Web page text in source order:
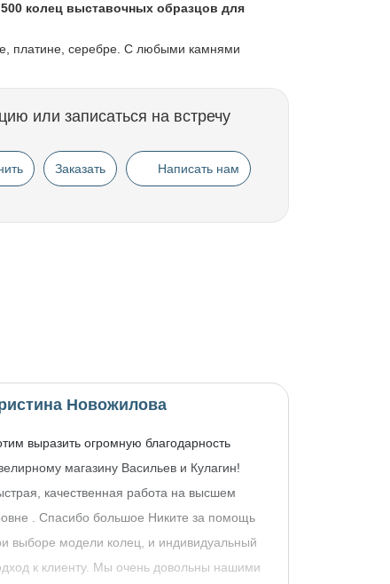
колец выставочных образцов для
платине, серебре. С любыми камнями
или записаться на встречу
Заказать Написать нам
Новожилова
выразить огромную благодарность
магазину Васильев и Кулагин!
качественная работа на высшем
. Спасибо большое Никите за помощь
выборе модели колец, и индивидуальный
к клиенту. Мы очень довольны нашими